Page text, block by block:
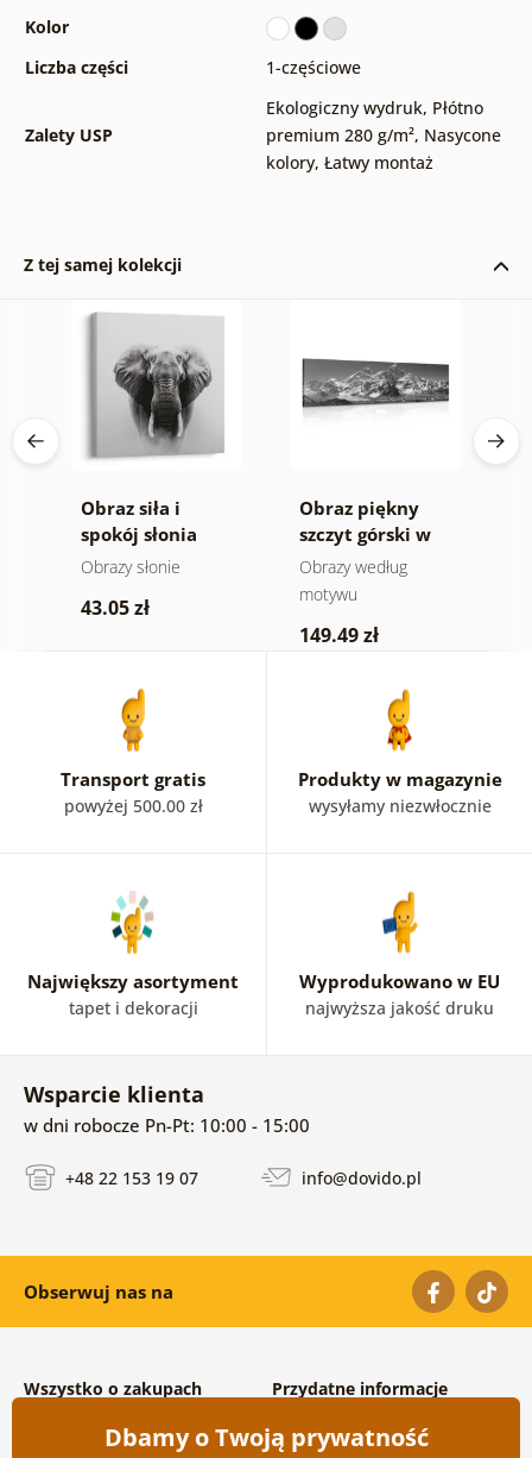
Kolor
Liczba części
1-częściowe
Zalety USP
Ekologiczny wydruk, Płótno
premium 280 g/m², Nasycone
kolory, Łatwy montaż
Z tej samej kolekcji
Obraz siła i
spokój słonia
Obrazy słonie
43.05 zł
Obraz piękny
szczyt górski w
wersji czarno-
białej
Obrazy według
motywu
149.49 zł
Transport gratis
powyżej 500.00 zł
Produkty w magazynie
wysyłamy niezwłocznie
Największy asortyment
tapet i dekoracji
Wyprodukowano w EU
najwyższa jakość druku
Wsparcie klienta
w dni robocze Pn-Pt: 10:00 - 15:00
+48 22 153 19 07 info@dovido.pl
Obserwuj nas na
Wszystko o zakupach
Warunki handlowe i
reklamacyjne
Przydatne informacje
Często zadawane pytania
Dbamy o Twoją prywatność